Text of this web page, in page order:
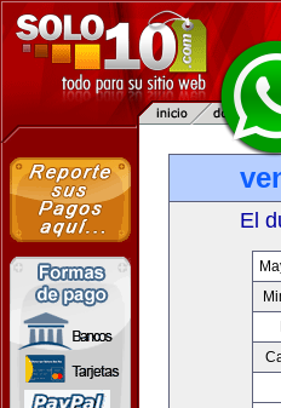
El